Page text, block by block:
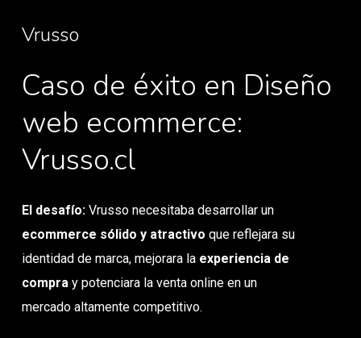
Vrusso
Caso de éxito en Diseño
web ecommerce:
Vrusso.cl
El desafío:Vrusso necesitaba desarrollar un
ecommerce sólido y atractivo que reflejara su
identidad de marca, mejorara la experiencia de
compra y potenciara la venta online en un
mercado altamente competitivo.